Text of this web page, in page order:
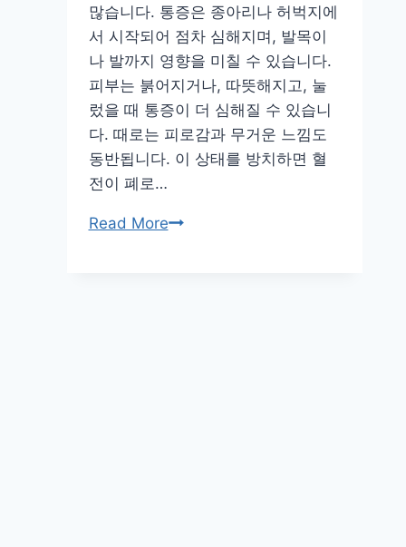
알
아
봐
요
많습니다. 통증은 종아리나 허벅지에
서 시작되어 점차 심해지며, 발목이
나 발까지 영향을 미칠 수 있습니다.
피부는 붉어지거나, 따뜻해지고, 눌
렀을 때 통증이 더 심해질 수 있습니
다. 때로는 피로감과 무거운 느낌도
동반됩니다. 이 상태를 방치하면 혈
전이 폐로…
Read More다